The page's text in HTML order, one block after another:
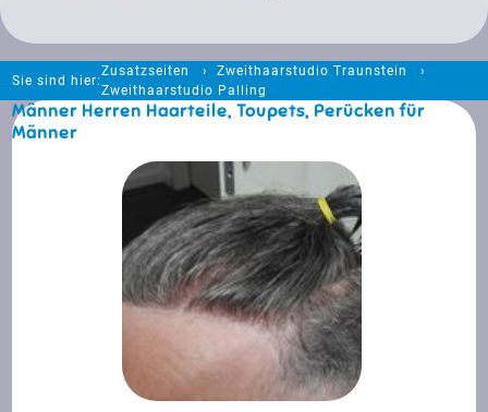
Sie sind hier:
Zusatzseiten
Zweithaarstudio Traunstein
Zweithaarstudio Palling
Männer Herren Haarteile, Toupets, Perücken für
Männer